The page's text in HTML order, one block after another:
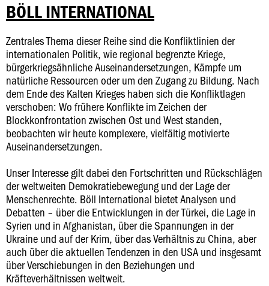
BÖLL INTERNATIONAL
Zentrales Thema dieser Reihe sind die Konfliktlinien der
internationalen Politik, wie regional begrenzte Kriege,
bürgerkriegsähnliche Auseinandersetzungen, Kämpfe um
natürliche Ressourcen oder um den Zugang zu Bildung. Nach
dem Ende des Kalten Krieges haben sich die Konfliktlagen
verschoben: Wo frühere Konflikte im Zeichen der
Blockkonfrontation zwischen Ost und West standen,
beobachten wir heute komplexere, vielfältig motivierte
Auseinandersetzungen.
Unser Interesse gilt dabei den Fortschritten und Rückschlägen
der weltweiten Demokratiebewegung und der Lage der
Menschenrechte. Böll International bietet Analysen und
Debatten – über die Entwicklungen in der Türkei, die Lage in
Syrien und in Afghanistan, über die Spannungen in der
Ukraine und auf der Krim, über das Verhältnis zu China, aber
auch über die aktuellen Tendenzen in den USA und insgesamt
über Verschiebungen in den Beziehungen und
Kräfteverhältnissen weltweit.